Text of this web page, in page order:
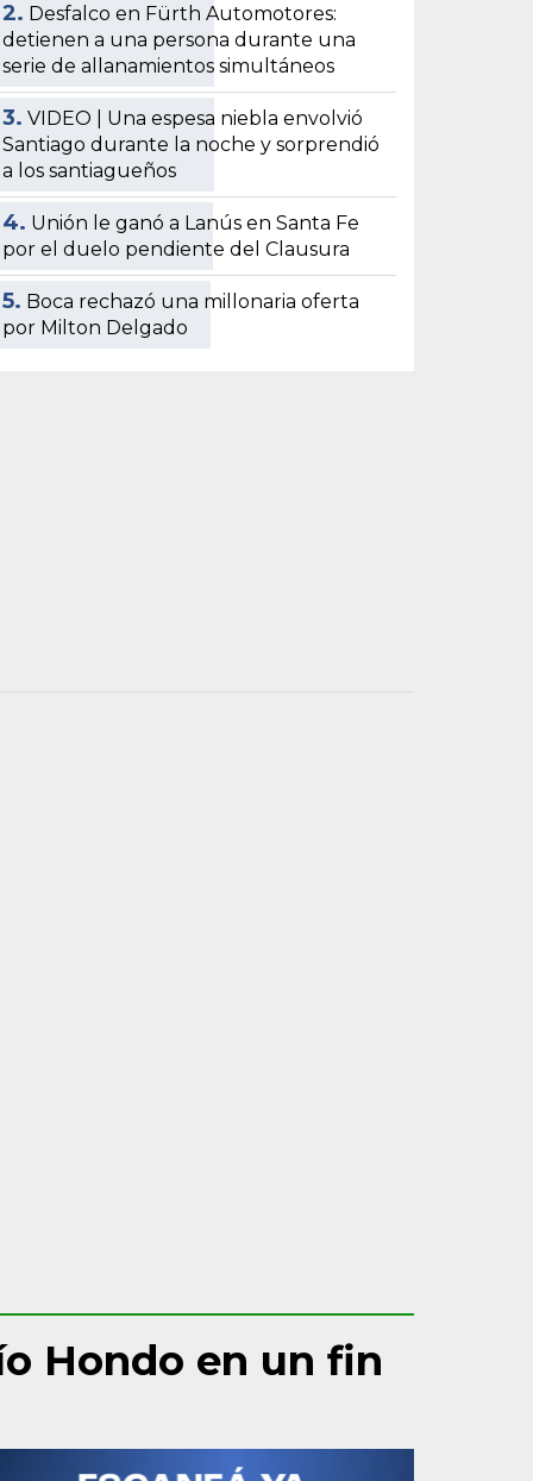
2. Desfalco en Fürth Automotores:
detienen a una persona durante una
serie de allanamientos simultáneos
3. VIDEO | Una espesa niebla envolvió
Santiago durante la noche y sorprendió
a los santiagueños
4. Unión le ganó a Lanús en Santa Fe
por el duelo pendiente del Clausura
5. Boca rechazó una millonaria oferta
por Milton Delgado